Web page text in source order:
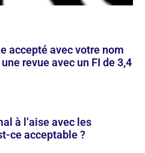
accepté avec votre nom
revue avec un FI de 3,4
à l’aise avec les
ce acceptable ?